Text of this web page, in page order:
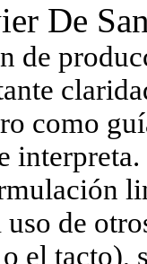
De
de
como
de
el tacto),